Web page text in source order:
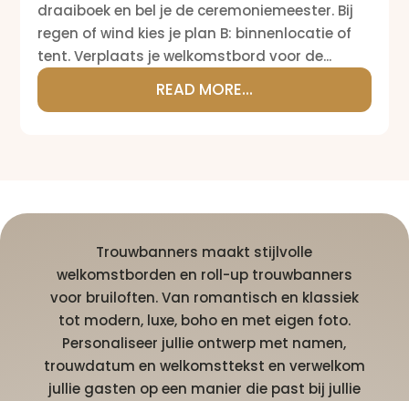
draaiboek en bel je de ceremoniemeester. Bij
regen of wind kies je plan B: binnenlocatie of
tent. Verplaats je welkomstbord voor de...
READ MORE...
Trouwbanners maakt stijlvolle
welkomstborden en roll-up trouwbanners
voor bruiloften. Van romantisch en klassiek
tot modern, luxe, boho en met eigen foto.
Personaliseer jullie ontwerp met namen,
trouwdatum en welkomsttekst en verwelkom
jullie gasten op een manier die past bij jullie